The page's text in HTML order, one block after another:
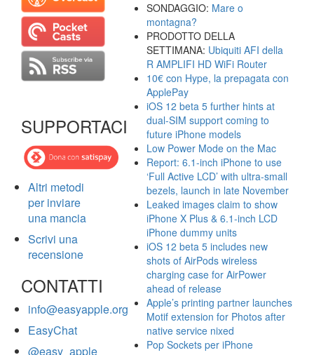
SUPPORTACI
Altri metodi
per inviare
una mancia
Scrivi una
recensione
CONTATTI
info@easyapple.org
EasyChat
@easy_apple
SONDAGGIO: Mare o
montagna?
PRODOTTO DELLA
SETTIMANA: Ubiquiti AFI della
R AMPLIFI HD WiFi Router
10€ con Hype, la prepagata con
ApplePay
iOS 12 beta 5 further hints at
dual-SIM support coming to
future iPhone models
Low Power Mode on the Mac
Report: 6.1-inch iPhone to use
‘Full Active LCD’ with ultra-small
bezels, launch in late November
Leaked images claim to show
iPhone X Plus & 6.1-inch LCD
iPhone dummy units
iOS 12 beta 5 includes new
shots of AirPods wireless
charging case for AirPower
ahead of release
Apple’s printing partner launches
Motif extension for Photos after
native service nixed
Pop Sockets per iPhone